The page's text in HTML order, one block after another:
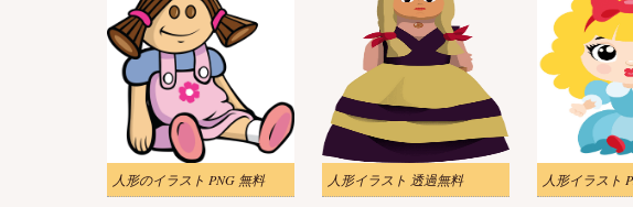
人形のイラスト PNG 無料 人形イラスト 透過無料